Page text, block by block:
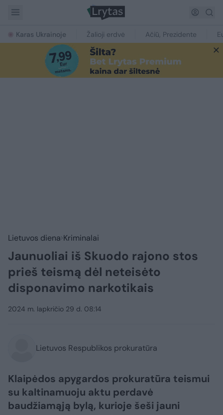
Karas Ukrainoje Žalioji erdvė Ačiū, Prezidente
Lietuvos diena Kriminalai
Jaunuoliai iš Skuodo rajono stos
prieš teismą dėl neteisėto
disponavimo narkotikais
2024 m. lapkričio 29 d. 08:14
Lietuvos Respublikos prokuratūra
Klaipėdos apygardos prokuratūra teismui
su kaltinamuoju aktu perdavė
baudžiamąją bylą, kurioje šeši jauni